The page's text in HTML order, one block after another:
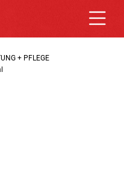
+ PFLEGE